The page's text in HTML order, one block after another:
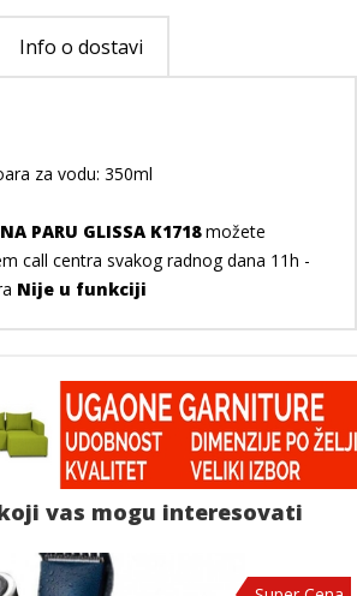
Info o dostavi
za vodu: 350ml
PARU GLISSA K1718možete
call centra svakog radnog dana 11h -
Nije u funkciji
vas mogu interesovati